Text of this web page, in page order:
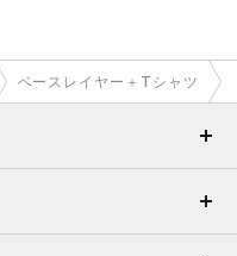
ベースレイヤー＋Tシャツ